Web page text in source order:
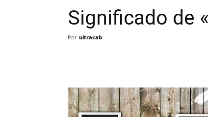
Significado de
Por ultracab -